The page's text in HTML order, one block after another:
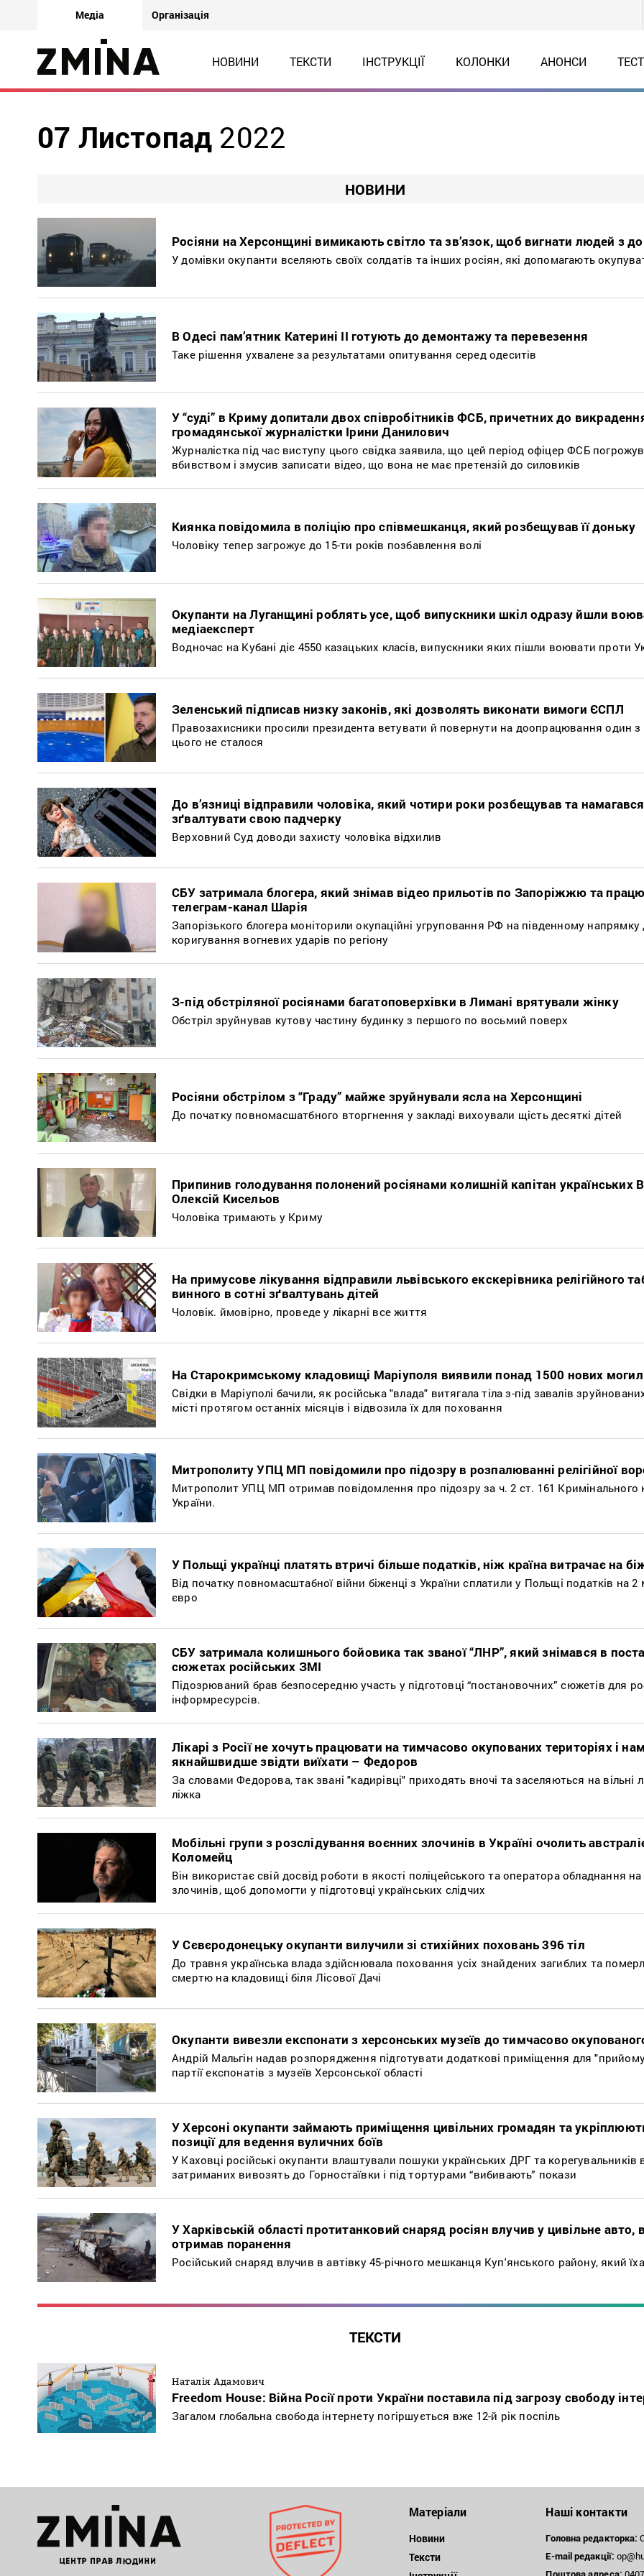
Медіа Організація
НОВИНИ ТЕКСТИ ІНСТРУКЦІЇ КОЛОНКИ АНОНСИ
07 Листопад 2022
НОВИНИ
Росіяни на Херсонщині вимикають світло та зв’язок, щоб вигнати людей з
У домівки окупанти вселяють своїх солдатів та інших росіян, які допомагають
В Одесі пам’ятник Катерині ІІ готують до демонтажу та перевезення
Таке рішення ухвалене за результатами опитування серед одеситів
У “суді” в Криму допитали двох співробітників ФСБ, причетних до
громадянської журналістки Ірини Данилович
Журналістка під час виступу цього свідка заявила, що цей період офіцер ФСБ
вбивством і змусив записати відео, що вона не має претензій до силовиків
Киянка повідомила в поліцію про співмешканця, який розбещував її доньку
Чоловіку тепер загрожує до 15-ти років позбавлення волі
Окупанти на Луганщині роблять усе, щоб випускники шкіл одразу йшли
медіаексперт
Водночас на Кубані діє 4550 казацьких класів, випускники яких пішли воювати проти
Зеленський підписав низку законів, які дозволять виконати вимоги ЄСПЛ
Правозахисники просили президента ветувати й повернути на доопрацювання один з
цього не сталося
До в’язниці відправили чоловіка, який чотири роки розбещував та намагався
зґвалтувати свою падчерку
Верховний Суд доводи захисту чоловіка відхилив
СБУ затримала блогера, який знімав відео прильотів по Запоріжжю та
телеграм-канал Шарія
Запорізького блогера моніторили окупаційні угруповання РФ на південному напрямку
коригування вогневих ударів по регіону
З-під обстріляної росіянами багатоповерхівки в Лимані врятували жінку
Обстріл зруйнував кутову частину будинку з першого по восьмий поверх
Росіяни обстрілом з “Граду” майже зруйнували ясла на Херсонщині
До початку повномасшатбного вторгнення у закладі вихоували щість десяткі дітей
Припинив голодування полонений росіянами колишній капітан українських
Олексій Кисельов
Чоловіка тримають у Криму
На примусове лікування відправили львівського екскерівника релігійного
винного в сотні зґвалтувань дітей
Чоловік. ймовірно, проведе у лікарні все життя
На Старокримському кладовищі Маріуполя виявили понад 1500 нових
Свідки в Маріуполі бачили, як російська "влада" витягала тіла з-під завалів
місті протягом останніх місяців і відвозила їх для поховання
Митрополиту УПЦ МП повідомили про підозру в розпалюванні релігійної
Митрополит УПЦ МП отримав повідомлення про підозру за ч. 2 ст. 161 Кримінального
України.
У Польщі українці платять втричі більше податків, ніж країна витрачає на
Від початку повномасштабної війни біженці з України сплатили у Польщі податків на 2
євро
СБУ затримала колишнього бойовика так званої “ЛНР”, який знімався в
сюжетах російських ЗМІ
Підозрюваний брав безпосередню участь у підготовці “постановочних” сюжетів для
інформресурсів.
Лікарі з Росії не хочуть працювати на тимчасово окупованих територіях і
якнайшвидше звідти виїхати – Федоров
За словами Федорова, так звані "кадирівці" приходять вночі та заселяються на вільні
ліжка
Мобільні групи з розслідування воєнних злочинів в Україні очолить
Коломейц
Він використає свій досвід роботи в якості поліцейського та оператора обладнання на
злочинів, щоб допомогти у підготовці українських слідчих
У Сєвєродонецьку окупанти вилучили зі стихійних поховань 396 тіл
До травня українська влада здійснювала поховання усіх знайдених загиблих та
смертю на кладовищі біля Лісової Дачі
Окупанти вивезли експонати з херсонських музеїв до тимчасово
Андрій Мальгін надав розпорядження підготувати додаткові приміщення для
партії експонатів з музеїв Херсонської області
У Херсоні окупанти займають приміщення цивільних громадян та
позиції для ведення вуличних боїв
У Каховці російські окупанти влаштували пошуки українських ДРГ та корегувальників
затриманих вивозять до Горностаївки і під тортурами “вибивають” покази
У Харківській області протитанковий снаряд росіян влучив у цивільне авто,
отримав поранення
Російський снаряд влучив в автівку 45-річного мешканця Куп'янського району, який
ТЕКСТИ
Наталія Адамович
Freedom House: Війна Росії проти України поставила під загрозу свободу
Загалом глобальна свобода інтернету погіршується вже 12-й рік поспіль
Матеріали
Новини
Тексти
Наші контакти
Головна редакторка:
E-mail редакції: